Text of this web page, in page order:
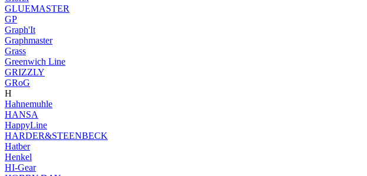
GLUEMASTER
GP
Graph'It
Graphmaster
Grass
Greenwich Line
GRIZZLY
GRoG
H
Hahnemuhle
HANSA
HappyLine
HARDER&STEENBECK
Hatber
Henkel
HI-Gear